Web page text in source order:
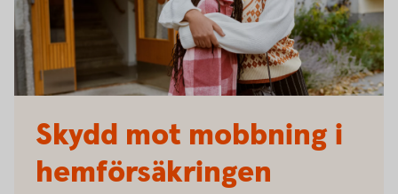
Skydd mot mobbning i
hemförsäkringen